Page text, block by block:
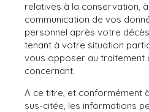
relatives à la conservation,
communication de vos
personnel après votre
tenant à votre situation
vous opposer au traitement
concernant.
A ce titre, et conformément
sus-citée, les informations